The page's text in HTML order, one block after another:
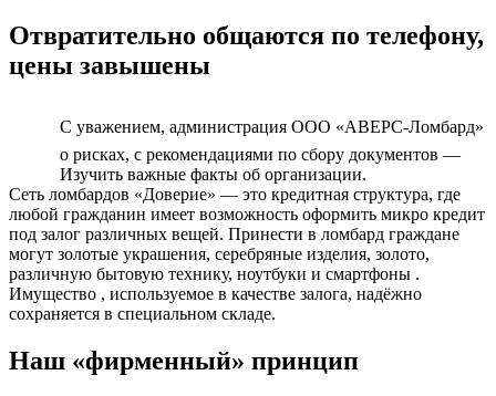
Отвратительно общаются по телефону,
цены завышены
С уважением, администрация ООО «АВЕРС-Ломбард»
о рисках, с рекомендациями по сбору документов —
Изучить важные факты об организации.
Сеть ломбардов «Доверие» — это кредитная структура, где
любой гражданин имеет возможность оформить микро кредит
под залог различных вещей. Принести в ломбард граждане
могут золотые украшения, серебряные изделия, золото,
различную бытовую технику, ноутбуки и смартфоны .
Имущество , используемое в качестве залога, надёжно
сохраняется в специальном складе.
Наш «фирменный» принцип